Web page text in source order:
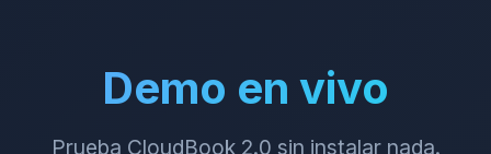
Demo en vivo
Prueba CloudBook 2.0 sin instalar nada.